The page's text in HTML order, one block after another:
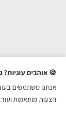
🍪 אוהבים עוגיות?
הצעות מותאמות ועוד.